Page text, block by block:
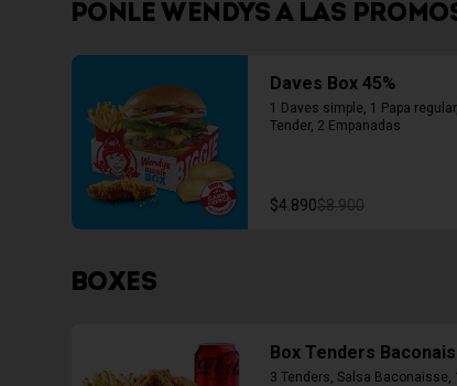
PONLE WENDYS A LAS
Daves Box 45%
1 Daves simple, 1 Papa
Tender, 2 Empanadas
$4.890$8.900
BOXES
Box Tenders
3 Tenders, Salsa Baconaisse, 1